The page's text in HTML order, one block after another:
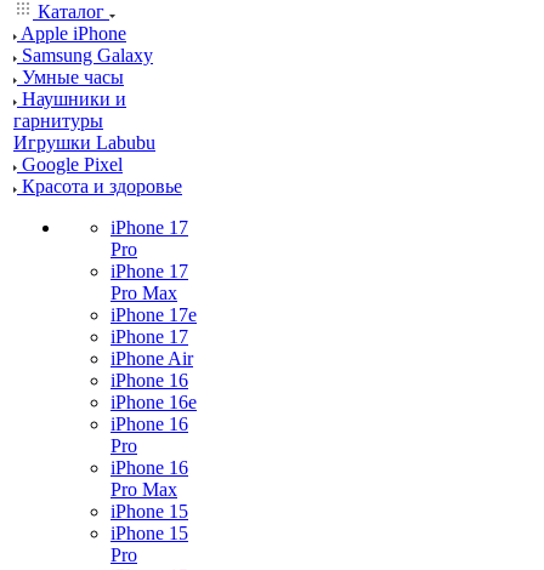
Каталог
Apple iPhone
Samsung Galaxy
Умные часы
Наушники и
гарнитуры
Игрушки Labubu
Google Pixel
Красота и здоровье
iPhone 17
Pro
iPhone 17
Pro Max
iPhone 17e
iPhone 17
iPhone Air
iPhone 16
iPhone 16e
iPhone 16
Pro
iPhone 16
Pro Max
iPhone 15
iPhone 15
Pro